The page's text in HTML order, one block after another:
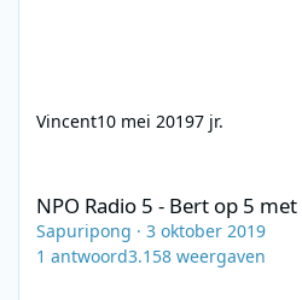
Vincent10 mei 20197 jr.
NPO Radio 5 - Bert op 5
Sapuripong · 3 oktober 2019
1 antwoord3.158 weergaven